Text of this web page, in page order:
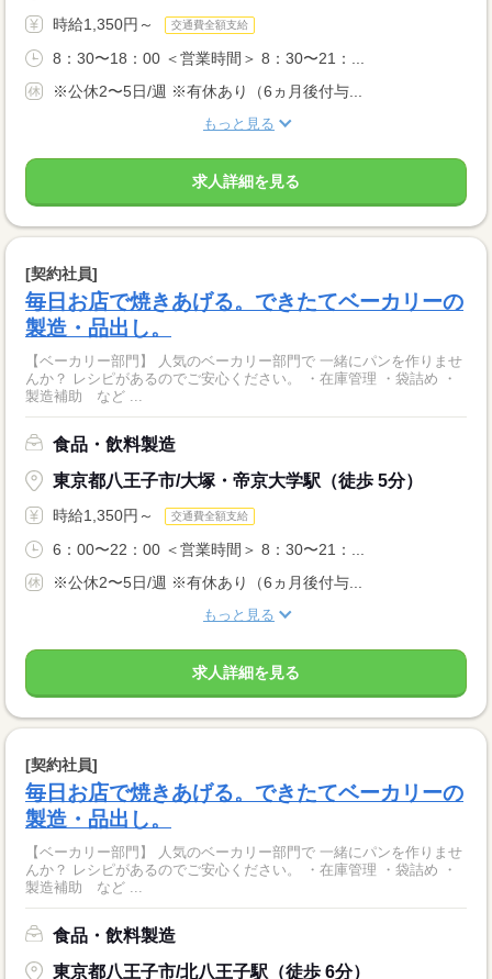
時給1,350円～ 交通費全額支給
8：30〜18：00 ＜営業時間＞ 8：30〜21：...
※公休2〜5日/週 ※有休あり（6ヵ月後付与...
もっと見る
求人詳細を見る
[契約社員]
毎日お店で焼きあげる。できたてベーカリーの
製造・品出し。
【ベーカリー部門】 人気のベーカリー部門で 一緒にパンを作りませ
んか？ レシピがあるのでご安心ください。 ・在庫管理 ・袋詰め ・
製造補助 など ...
食品・飲料製造
東京都八王子市/大塚・帝京大学駅（徒歩 5分）
時給1,350円～ 交通費全額支給
6：00〜22：00 ＜営業時間＞ 8：30〜21：...
※公休2〜5日/週 ※有休あり（6ヵ月後付与...
もっと見る
求人詳細を見る
[契約社員]
毎日お店で焼きあげる。できたてベーカリーの
製造・品出し。
【ベーカリー部門】 人気のベーカリー部門で 一緒にパンを作りませ
んか？ レシピがあるのでご安心ください。 ・在庫管理 ・袋詰め ・
製造補助 など ...
食品・飲料製造
東京都八王子市/北八王子駅（徒歩 6分）